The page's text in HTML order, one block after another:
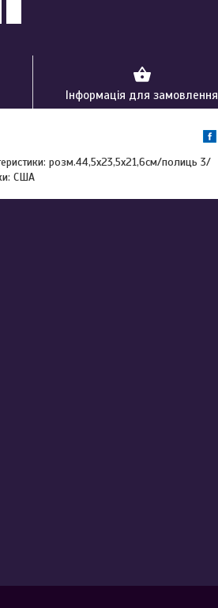
Інформація для замовлення
розм.44,5х23,5х21,6см/полиць 3/
США